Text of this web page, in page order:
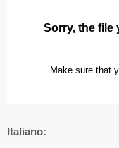
Italiano: